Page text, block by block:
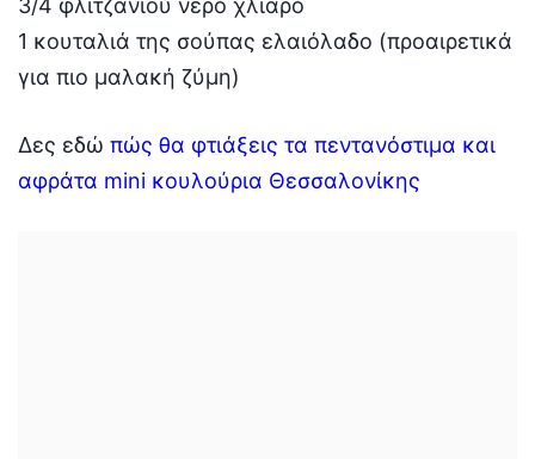
1 κουταλιά της σούπας ελαιόλαδο (προαιρετικά
για πιο μαλακή ζύμη)
Δες εδώ πώς θα φτιάξεις τα πεντανόστιμα και
αφράτα mini κουλούρια Θεσσαλονίκης